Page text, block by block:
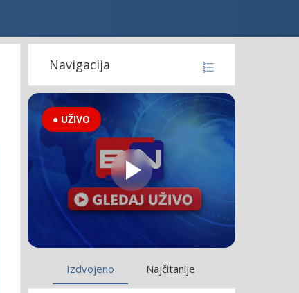
Navigacija
● UŽIVO
Izdvojeno Najčitanije